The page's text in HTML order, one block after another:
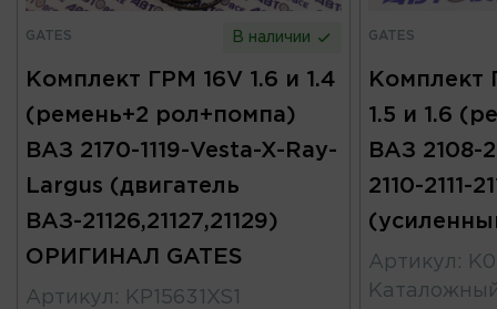
GATES В наличии
Комплект ГРМ 16V 1.6 и 1.4
(ремень+2 рол+помпа)
ВАЗ 2170-1119-Vesta-X-Ray-
Largus (двигатель
ВАЗ-21126,21127,21129)
ОРИГИНАЛ GATES
Артикул :
KP15631XS1
GATES
Комплект
1.5 и 1.6
ВАЗ 2108-
2110-2111-
Артикул :